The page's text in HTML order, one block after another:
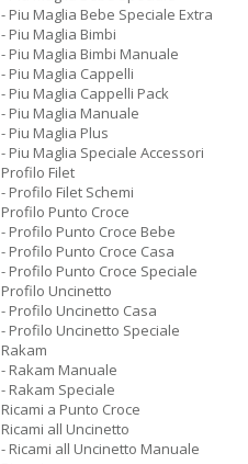
- Piu Maglia Bebe Speciale Extra
- Piu Maglia Bimbi
- Piu Maglia Bimbi Manuale
- Piu Maglia Cappelli
- Piu Maglia Cappelli Pack
- Piu Maglia Manuale
- Piu Maglia Plus
- Piu Maglia Speciale Accessori
Profilo Filet
- Profilo Filet Schemi
Profilo Punto Croce
- Profilo Punto Croce Bebe
- Profilo Punto Croce Casa
- Profilo Punto Croce Speciale
Profilo Uncinetto
- Profilo Uncinetto Casa
- Profilo Uncinetto Speciale
Rakam
- Rakam Manuale
- Rakam Speciale
Ricami a Punto Croce
Ricami all Uncinetto
- Ricami all Uncinetto Manuale